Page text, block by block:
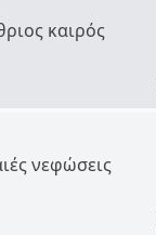
καιρός
νεφώσεις